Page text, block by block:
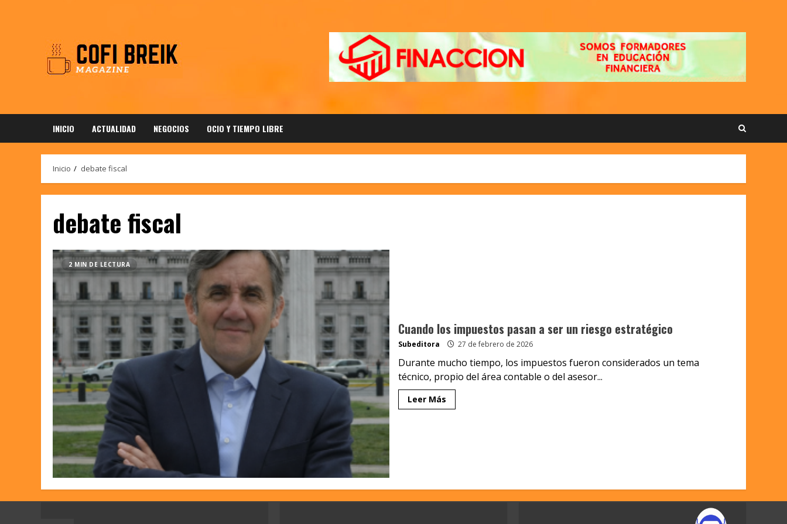
INICIO ACTUALIDAD NEGOCIOS OCIO Y TIEMPO LIBRE
Inicio debate fiscal
debate fiscal
2 MIN DE LECTURA
Cuando los impuestos pasan a ser un riesgo estratégico
Subeditora 27 de febrero de 2026
Durante mucho tiempo, los impuestos fueron considerados un tema
técnico, propio del área contable o del asesor...
Leer Más